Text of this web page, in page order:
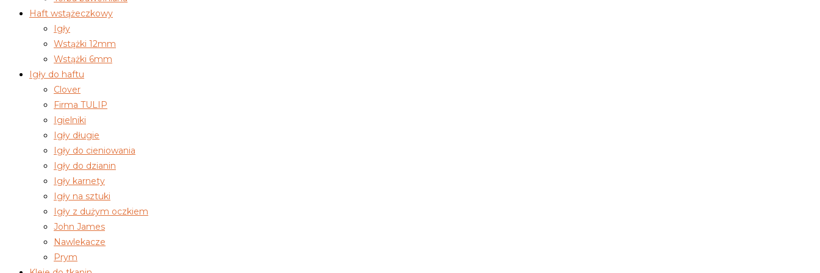
Haft wstążeczkowy
Igły
Wstążki 12mm
Wstążki 6mm
Igły do haftu
Clover
Firma TULIP
Igielniki
Igły długie
Igły do cieniowania
Igły do dzianin
Igły karnety
Igły na sztuki
Igły z dużym oczkiem
John James
Nawlekacze
Prym